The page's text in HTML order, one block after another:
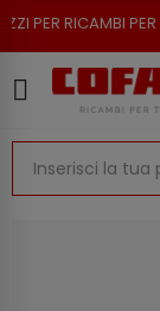
RICAMBI PER